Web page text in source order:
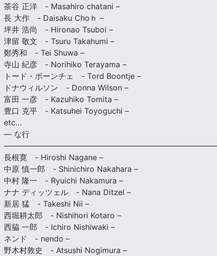
茶谷 正洋 - Masahiro chatani –
長 大作 - Daisaku Choｈ –
坪井 浩尚 - Hironao Tsuboi –
津留 敬文 - Tsuru Takahumi –
鄭秀和 - Tei Shuwa –
寺山 紀彦 - Norihiko Terayama –
トード・ボーンチェ - Tord Boontje –
ドナウィルソン - Donna Wilson –
富田 一彦 - Kazuhiko Tomita –
豊口 克平 - Katsuhei Toyoguchi –
etc…
— な行
長根寛 - Hiroshi Nagane –
中原 慎一郎 - Shinichiro Nakahara –
中村 隆一 - Ryuichi Nakamura –
ナナ ディッツェル - Nana Ditzel –
新居 猛 - Takeshi Nii –
西堀耕太郎 - Nishihori Kotaro –
西脇 一郎 - Ichiro Nishiwaki –
ネンド - nendo –
野木村敦史 - Atsushi Nogimura –